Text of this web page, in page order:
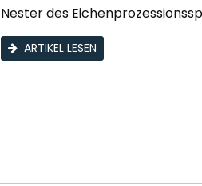
Nester des
ARTIKEL LESEN